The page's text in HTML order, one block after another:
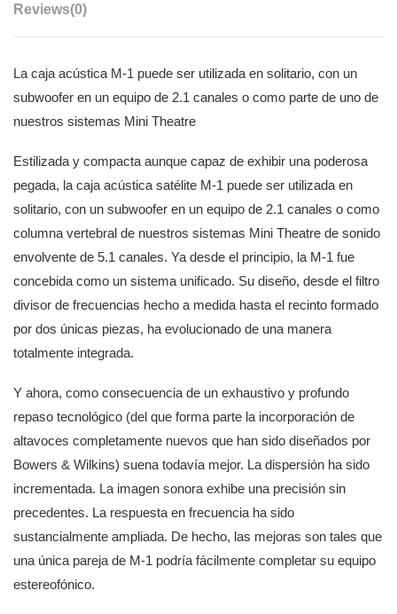
Reviews(0)
La caja acústica M-1 puede ser utilizada en solitario, con un
subwoofer en un equipo de 2.1 canales o como parte de uno de
nuestros sistemas Mini Theatre
Estilizada y compacta aunque capaz de exhibir una poderosa
pegada, la caja acústica satélite M-1 puede ser utilizada en
solitario, con un subwoofer en un equipo de 2.1 canales o como
columna vertebral de nuestros sistemas Mini Theatre de sonido
envolvente de 5.1 canales. Ya desde el principio, la M-1 fue
concebida como un sistema unificado. Su diseño, desde el filtro
divisor de frecuencias hecho a medida hasta el recinto formado
por dos únicas piezas, ha evolucionado de una manera
totalmente integrada.
Y ahora, como consecuencia de un exhaustivo y profundo
repaso tecnológico (del que forma parte la incorporación de
altavoces completamente nuevos que han sido diseñados por
Bowers & Wilkins) suena todavía mejor. La dispersión ha sido
incrementada. La imagen sonora exhibe una precisión sin
precedentes. La respuesta en frecuencia ha sido
sustancialmente ampliada. De hecho, las mejoras son tales que
una única pareja de M-1 podría fácilmente completar su equipo
estereofónico.